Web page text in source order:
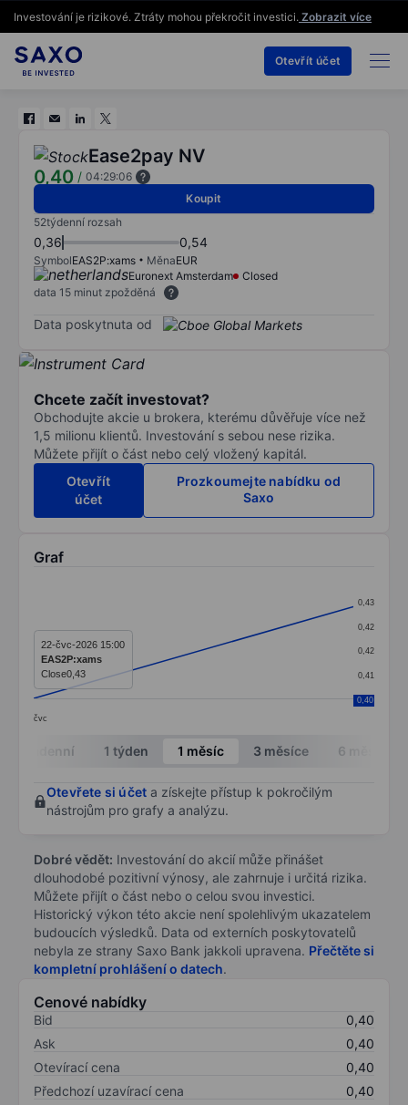
Investování je rizikové. Ztráty mohou překročit investici. Zobrazit více
Otevřít účet
Ease2pay NV
0,40 / 04:29:06
Koupit
52týdenní rozsah
0,36 0,54
SymbolEAS2P:xams MěnaEUR
Euronext Amsterdam
Closed
data 15 minut zpožděná
Data poskytnuta od
Chcete začít investovat?
Obchodujte akcie u brokera, kterému důvěřuje více než
1,5 milionu klientů. Investování s sebou nese rizika.
Můžete přijít o část nebo celý vložený kapitál.
Otevřít
účet
Prozkoumejte nabídku od
Saxo
Graf
The chart has 1 X axis displaying categories.
The chart has 1 Y axis displaying values. Data
čvc
0,41
0,42
0,42
0,43
0,40
22-čvc-2026 15:00
EAS2P:xams
Close0,43
End of interactive chart.
Intradenní 1 týden 1 měsíc 3 měsíce 6 měsíců
Otevřete si účet a získejte přístup k pokročilým
nástrojům pro grafy a analýzu.
Dobré vědět: Investování do akcií může přinášet
dlouhodobé pozitivní výnosy, ale zahrnuje i určitá rizika.
Můžete přijít o část nebo o celou svou investici.
Historický výkon této akcie není spolehlivým ukazatelem
budoucích výsledků. Data od externích poskytovatelů
nebyla ze strany Saxo Bank jakkoli upravena. Přečtěte si
kompletní prohlášení o datech.
Cenové nabídky
Bid
0,40
Ask
0,40
Otevírací cena
0,40
Předchozí uzavírací cena
0,40